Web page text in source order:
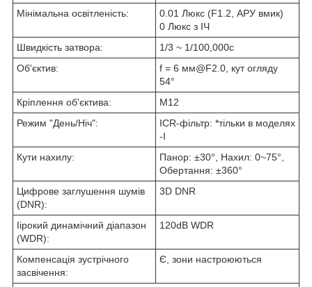
Мінімальна освітленість:
0.01 Люкс (F1.2, АРУ вмик)
0 Люкс з ІЧ
Швидкість затвора:
1/3 ~ 1/100,000с
Об'єктив:
f = 6 мм@F2.0, кут огляду
54°
Кріплення об'єктива:
M12
Режим "День/Ніч":
ICR-фільтр: *тільки в моделях
-I
Кути нахилу:
Панор: ±30°, Нахил: 0~75°,
Обертання: ±360°
Цифрове заглушення шумів
(DNR):
3D DNR
Iiрокий динамічний діапазон
(WDR):
120dB WDR
Компенсація зустрічного
засвічення:
Є, зони настроюються